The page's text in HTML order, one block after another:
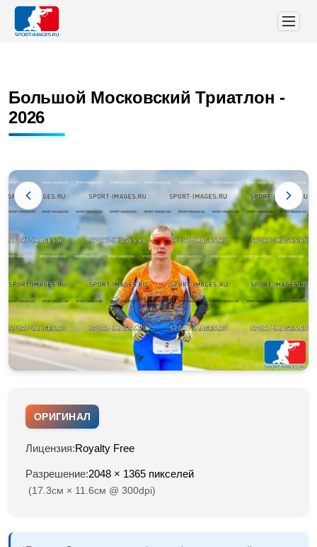
Большой Московский Триатлон -
2026
ОРИГИНАЛ
Лицензия:Royalty Free
Разрешение:2048 × 1365 пикселей
(17.3см × 11.6см @ 300dpi)